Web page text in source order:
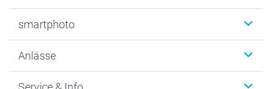
Fotogeschenke
MyNameBook
smartphoto
Warum smartphoto
Anlässe